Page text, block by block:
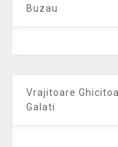
Buzau
Vrajitoare
Galati